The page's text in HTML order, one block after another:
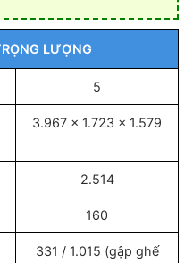
LƯỢNG
5
3.967 x 1.723 x 1.579
2.514
160
331 / 1.015 (gập ghế